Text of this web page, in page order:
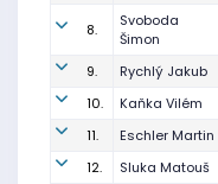
8.
Svoboda
Šimon
9. Rychlý Jakub
10.
Kaňka Vilém
11.
Eschler Martin
12.
Sluka Matouš